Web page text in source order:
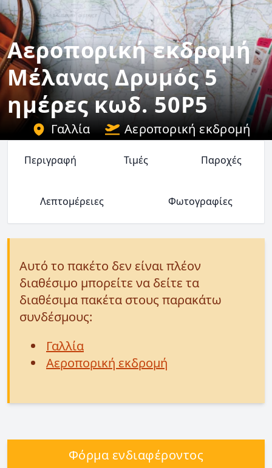
Αεροπορική εκδρομή
Μέλανας Δρυμός 5
ημέρες κωδ. 50P5
Γαλλία Αεροπορική εκδρομή
Περιγραφή Τιμές Παροχές
Λεπτομέρειες Φωτογραφίες
Αυτό το πακέτο δεν είναι πλέον
διαθέσιμο μπορείτε να δείτε τα
διαθέσιμα πακέτα στους παρακάτω
συνδέσμους:
Γαλλία
Αεροπορική εκδρομή
Φόρμα ενδιαφέροντος